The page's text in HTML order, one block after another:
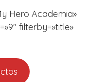
Hero Academia»
filterby=»title»